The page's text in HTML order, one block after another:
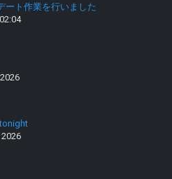
ート作業を行いました